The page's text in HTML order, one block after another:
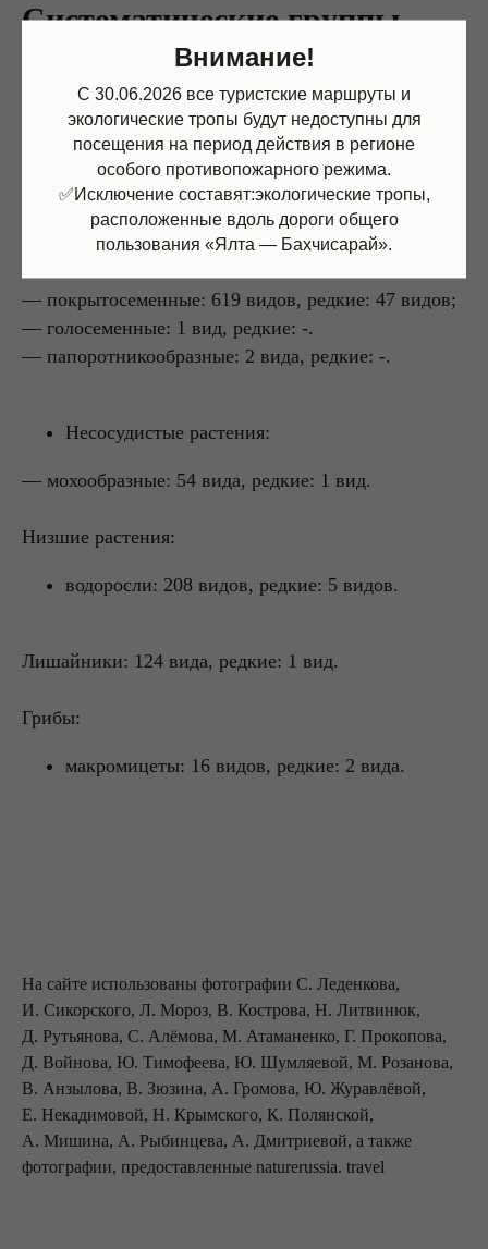
Систематические группы
растений, грибов
и лишайников
Высшие растения:676 видов, редкие: 48 видов
Сосудистые растения:
— покрытосеменные: 619 видов, редкие: 47 видов;
— голосеменные: 1 вид, редкие: -.
— папоротникообразные: 2 вида, редкие: -.
Несосудистые растения:
— мохообразные: 54 вида, редкие: 1 вид.
Низшие растения:
водоросли: 208 видов, редкие: 5 видов.
Лишайники: 124 вида, редкие: 1 вид.
Грибы:
макромицеты: 16 видов, редкие: 2 вида.
На сайте использованы фотографии С. Леденкова,
И. Сикорского, Л. Мороз, В. Кострова, Н. Литвинюк,
Д. Рутьянова, С. Алёмова, М. Атаманенко, Г. Прокопова,
Д. Войнова, Ю. Тимофеева, Ю. Шумляевой, М. Розанова,
В. Анзылова, В. Зюзина, А. Громова, Ю. Журавлёвой,
Е. Некадимовой, Н. Крымского, К. Полянской,
А. Мишина, А. Рыбинцева, А. Дмитриевой, а также
фотографии, предоставленные naturerussia. travel
Внимание!
С 30.06.2026 все туристские маршруты и
экологические тропы будут недоступны для
посещения на период действия в регионе
особого противопожарного режима.
✅Исключение составят:экологические тропы,
расположенные вдоль дороги общего
пользования «Ялта — Бахчисарай».